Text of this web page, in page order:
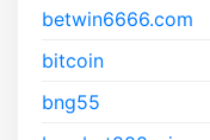
betwin6666.com
bitcoin
bng55